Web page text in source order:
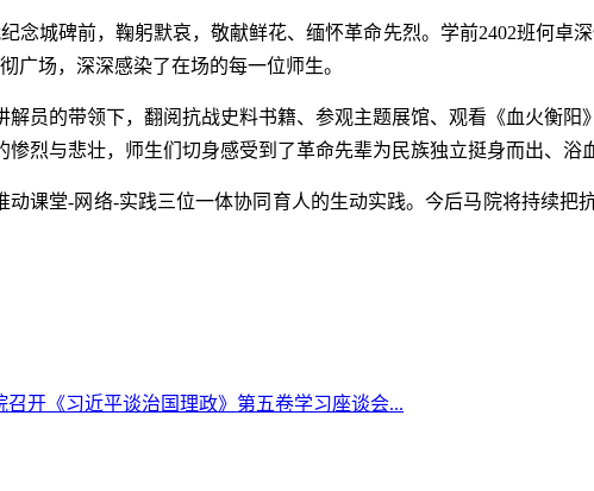
念城碑前，鞠躬默哀，敬献鲜花、缅怀革命先烈。学前2402班何
广场，深深感染了在场的每一位师生。
员的带领下，翻阅抗战史料书籍、参观主题展馆、观看《血火衡
烈与悲壮，师生们切身感受到了革命先辈为民族独立挺身而出、浴
动课堂-网络-实践三位一体协同育人的生动实践。今后马院将持续
开《习近平谈治国理政》第五卷学习座谈会...